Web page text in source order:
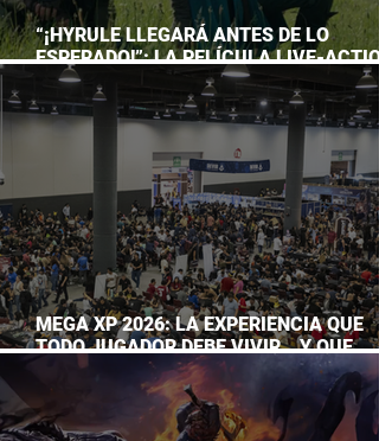
“¡HYRULE LLEGARÁ ANTES DE LO
ESPERADO!”: LA PELÍCULA LIVE-
DE THE LEGEND OF ZELDA ADELANTA
ESTRENO
MEGA XP 2026: LA EXPERIENCIA QUE
TODO JUGADOR DEBE VIVIR… Y QUE
AHORA PUEDES DISFRUTAR A TU RITMO